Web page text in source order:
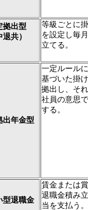
拠出型
退共）
等級ごとに
を設定し毎
立てる。
出年金型
一定ルール
基づいた掛
拠出し、そ
社員の意思
する。
型退職金
賃金または
退職金積み
当を支払う。